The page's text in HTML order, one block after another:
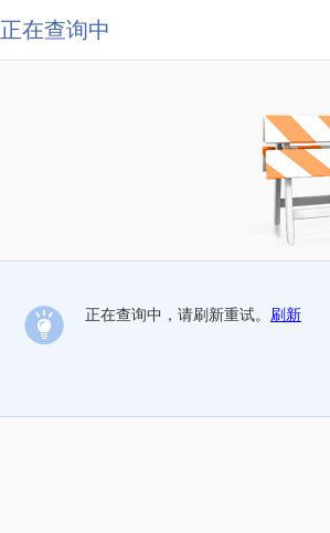
正在查询中
正在查询中，请刷新重试。 刷新